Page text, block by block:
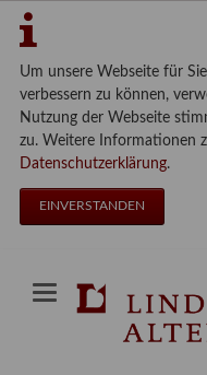
Um unsere Webseite für
verbessern zu können,
Nutzung der Webseite
zu. Weitere Informationen
Datenschutzerklärung.
EINVERSTANDEN